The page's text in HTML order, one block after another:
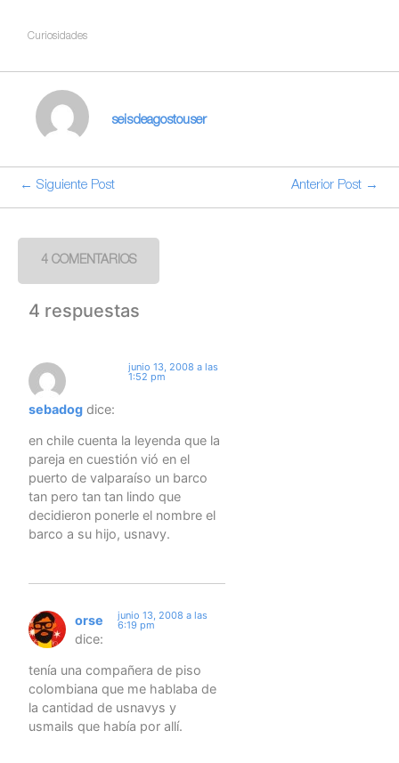
Curiosidades
seisdeagostouser
← Siguiente Post Anterior Post →
4 COMENTARIOS
4 respuestas
sebadog dice:
junio 13, 2008 a las
1:52 pm
en chile cuenta la leyenda que la
pareja en cuestión vió en el
puerto de valparaíso un barco
tan pero tan tan lindo que
decidieron ponerle el nombre el
barco a su hijo, usnavy.
orse
dice:
junio 13, 2008 a las
6:19 pm
tenía una compañera de piso
colombiana que me hablaba de
la cantidad de usnavys y
usmails que había por allí.